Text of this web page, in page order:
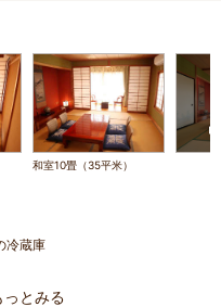
和室10畳（35平米）
冷蔵庫
とみる